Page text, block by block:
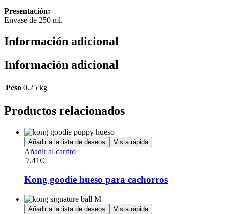
Presentación:
Envase de 250 ml.
Información adicional
Información adicional
Peso 0.25 kg
Productos relacionados
Añadir a la lista de deseos Vista rápida
Añadir al carrito
7.41€
Kong goodie hueso para cachorros
Añadir a la lista de deseos Vista rápida